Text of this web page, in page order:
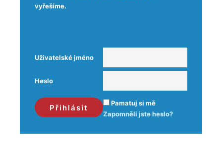
vyřešíme.
Uživatelské jméno
Heslo
Pamatuj si mě
Zapomněli jste heslo?